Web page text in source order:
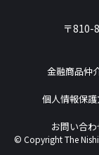
〒810-
© Copyright The
金融商品仲
個人情報保
お問い合わ